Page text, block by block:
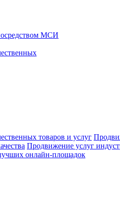
МСИ
товаров и услуг
Продвижение услуг
онлайн-площадок